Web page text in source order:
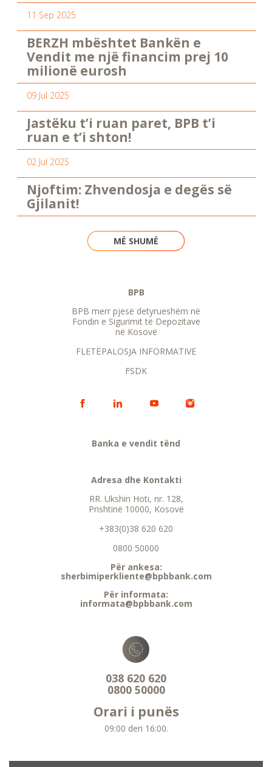
11 Sep 2025
BERZH mbështet Bankën e
Vendit me një financim prej 10
milionë eurosh
09 Jul 2025
Jastëku t’i ruan paret, BPB t’i
ruan e t’i shton!
02 Jul 2025
Njoftim: Zhvendosja e degës së
Gjilanit!
MË SHUMË
BPB
BPB merr pjesë detyrueshëm në
Fondin e Sigurimit të Depozitave
në Kosovë
FLETËPALOSJA INFORMATIVE
FSDK
Banka e vendit tënd
Adresa dhe Kontakti
RR. Ukshin Hoti, nr. 128,
Prishtinë 10000, Kosovë
+383(0)38 620 620
0800 50000
Për ankesa:
sherbimiperkliente@bpbbank.com
Për informata:
informata@bpbbank.com
038 620 620
0800 50000
Orari i punës
09:00 deri 16:00.